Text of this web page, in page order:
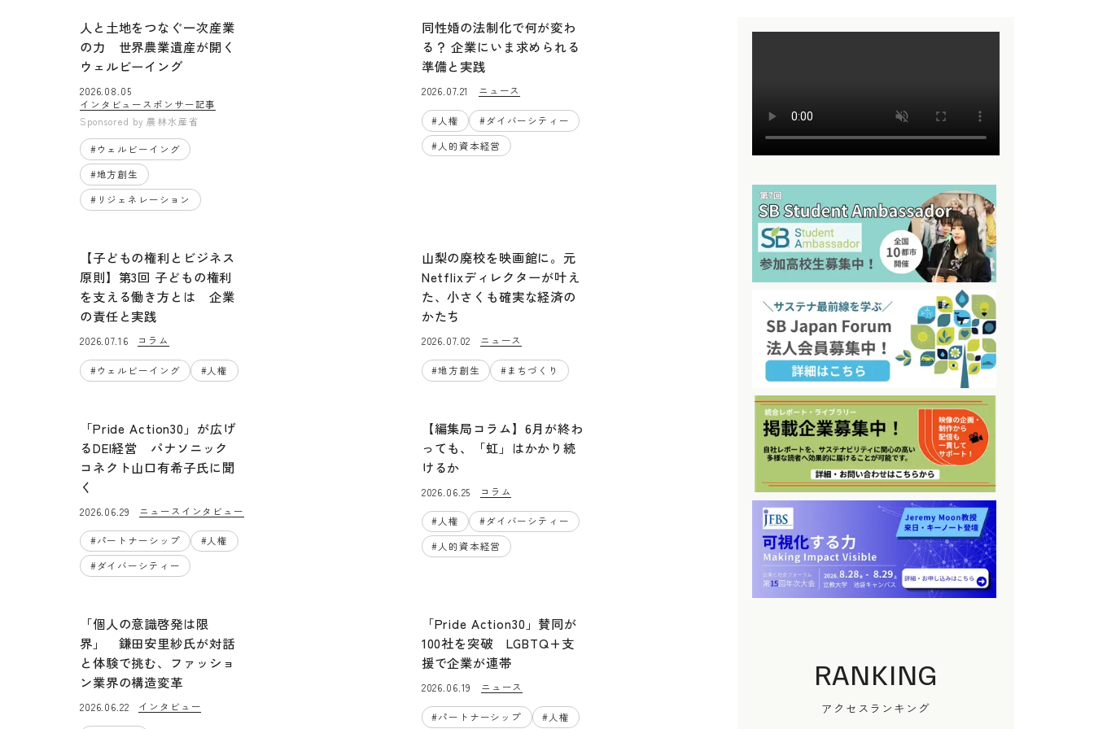
人と土地をつなぐ一次産業
の力 世界農業遺産が開く
ウェルビーイング
2026.08.05
インタビュースポンサー記事
Sponsored by農林水産省
#ウェルビーイング
#地方創生
# リジェネレーション
同性婚の法制化で何が変わ
る？ 企業にいま求められる
準備と実践
2026.07.21 ニュース
# 人権 #ダイバーシティー
# 人的資本経営
【子どもの権利とビジネス
原則】第3回 子どもの権利
を支える働き方とは 企業
の責任と実践
2026.07.16 コラム
#ウェルビーイング #人権
山梨の廃校を映画館に。元
Netflixディレクターが叶え
た、小さくも確実な経済の
かたち
2026.07.02 ニュース
#地方創生 #まちづくり
「Pride Action30」が広げ
るDEI経営 パナソニック
コネクト山口有希子氏に聞
く
2026.06.29 ニュース インタビュー
#パートナーシップ #人権
#ダイバーシティー
【編集局コラム】6月が終わ
っても、「虹」はかかり続
けるか
2026.06.25 コラム
#人権 #ダイバーシティー
#人的資本経営
「個人の意識啓発は限
界」 鎌田安里紗氏が対話
と体験で挑む、ファッショ
ン業界の構造変革
2026.06.22 インタビュー
「Pride Action30」賛同が
100社を突破 LGBTQ+支
援で企業が連帯
2026.06.19 ニュース
#パートナーシップ # 人権
RANKING
アクセスランキング